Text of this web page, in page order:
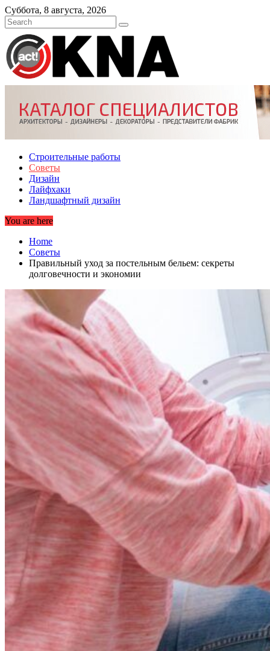
Skip
to
content
Суббота, 8 августа, 2026
Строительные работы
Советы
Дизайн
Лайфхаки
Ландшафтный дизайн
You are here
Home
Советы
Правильный уход за постельным бельем: секреты
долговечности и экономии